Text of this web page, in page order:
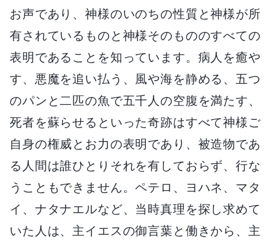
お声であり、神様のいのちの性質と神様が所
有されているものと神様そのもののすべての
表明であることを知っています。病人を癒や
す、悪魔を追い払う、風や海を静める、五つ
のパンと二匹の魚で五千人の空腹を満たす、
死者を蘇らせるといった奇跡はすべて神様ご
自身の権威とお力の表明であり、被造物であ
る人間は誰ひとりそれを有しておらず、行な
うこともできません。ペテロ、ヨハネ、マタ
イ、ナタナエルなど、当時真理を探し求めて
いた人は、主イエスの御言葉と働きから、主